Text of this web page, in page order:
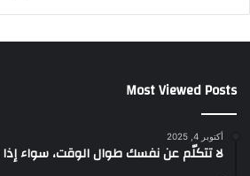
Most Viewed Posts
أكتوبر 4, 2025
لا تتكلّم عن نفسك طوال الوقت، سواء